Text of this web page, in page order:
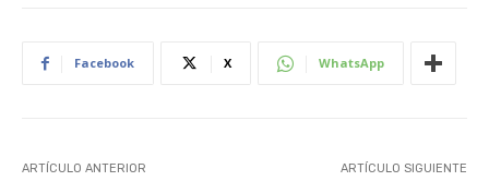
Facebook X WhatsApp
ARTÍCULO ANTERIOR ARTÍCULO SIGUIENTE